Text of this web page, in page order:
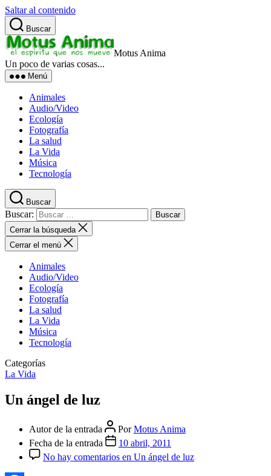
Saltar al contenido
Buscar
Motus Anima
Un poco de varias cosas...
Menú
Animales
Audio/Video
Ecología
Fotografía
La salud
La Vida
Música
Tecnología
Buscar
Buscar:
Cerrar la búsqueda
Cerrar el menú
Animales
Audio/Video
Ecología
Fotografía
La salud
La Vida
Música
Tecnología
Categorías
La Vida
Un ángel de luz
Autor de la entrada PorMotus Anima
Fecha de la entrada
10 abril, 2011
No hay comentarios en Un ángel de luz